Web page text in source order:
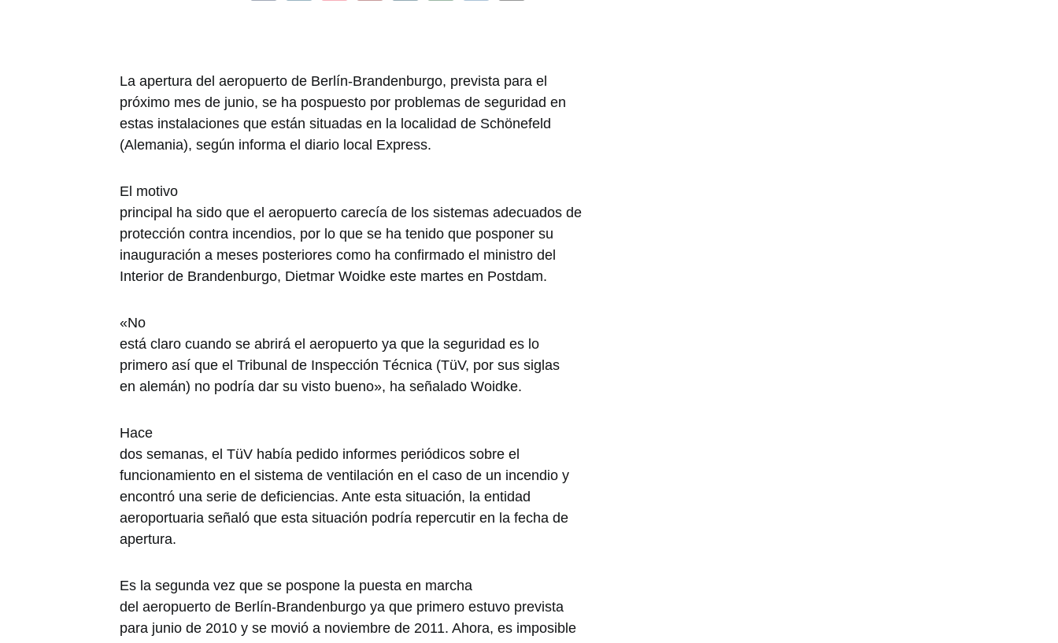
La apertura del aeropuerto de Berlín-Brandenburgo, prevista para el
próximo mes de junio, se ha pospuesto por problemas de seguridad en
estas instalaciones que están situadas en la localidad de Schönefeld
(Alemania), según informa el diario local Express.
El motivo
principal ha sido que el aeropuerto carecía de los sistemas adecuados de
protección contra incendios, por lo que se ha tenido que posponer su
inauguración a meses posteriores como ha confirmado el ministro del
Interior de Brandenburgo, Dietmar Woidke este martes en Postdam.
«No
está claro cuando se abrirá el aeropuerto ya que la seguridad es lo
primero así que el Tribunal de Inspección Técnica (TüV, por sus siglas
en alemán) no podría dar su visto bueno», ha señalado Woidke.
Hace
dos semanas, el TüV había pedido informes periódicos sobre el
funcionamiento en el sistema de ventilación en el caso de un incendio y
encontró una serie de deficiencias. Ante esta situación, la entidad
aeroportuaria señaló que esta situación podría repercutir en la fecha de
apertura.
Es la segunda vez que se pospone la puesta en marcha
del aeropuerto de Berlín-Brandenburgo ya que primero estuvo prevista
para junio de 2010 y se movió a noviembre de 2011. Ahora, es imposible